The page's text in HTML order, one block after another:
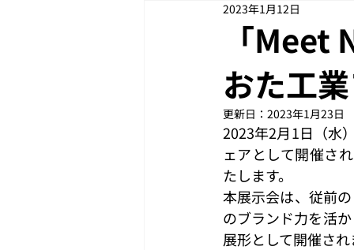
「
おた工
2023年1月12日
更新日： 2023年1月23日
2023年2月1日（水
ェアとして開催さ
たします。
本展示会は、従前
のブランド力を活
展形として開催され